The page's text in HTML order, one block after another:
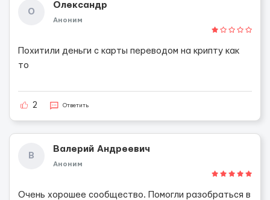
О
Олександр
Аноним
Похитили деньги с карты переводом на крипту как
то
2 Ответить
В
Валерий Андреевич
Аноним
Очень хорошее сообщество. Помогли разобраться в